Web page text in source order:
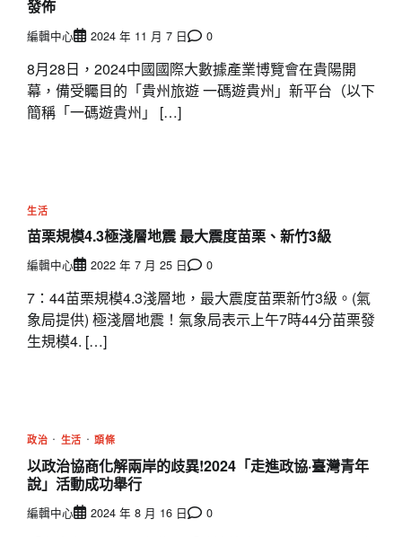
發佈
編輯中心 2024 年 11 月 7 日 0
8月28日，2024中國國際大數據產業博覽會在貴陽開
幕，備受矚目的「貴州旅遊 一碼遊貴州」新平台（以下
簡稱「一碼遊貴州」 […]
生活
苗栗規模4.3極淺層地震 最大震度苗栗、新竹3級
編輯中心 2022 年 7 月 25 日 0
7：44苗栗規模4.3淺層地，最大震度苗栗新竹3級。(氣
象局提供) 極淺層地震！氣象局表示上午7時44分苗栗發
生規模4. […]
政治 生活 頭條
以政治協商化解兩岸的歧異!2024「走進政協·臺灣青年
說」活動成功舉行
編輯中心 2024 年 8 月 16 日 0